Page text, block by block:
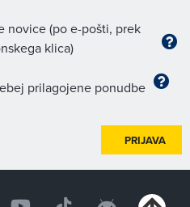
novice (po e-pošti, prek
klica)
prilagojene ponudbe
PRIJAVA